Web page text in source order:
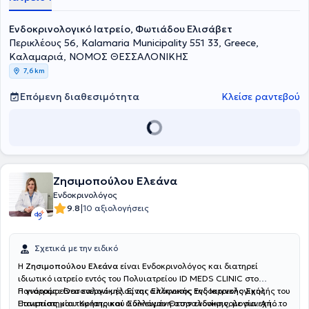
ακολούθως διετέλεσε Ενδοκρινολόγος-Διαβητολόγος στο
Ενδοκρινολογικό κέντρο Medicover Charlottenburg-Berlin. Στο
ιδιωτικό της ιατρείο αναλαμβάνει πλήθος περιστατικών έχοντας
στο επίκεντρο την καλύτερη δυνατή εξυπηρέτηση των
εξατομικευμένων αναγκών κάθε ασθενή που αναλαμβάνει.
Ενδοκρινολογικό Ιατρείο, Φωτιάδου Ελισάβετ
Περικλέους 56, Kalamaria Municipality 551 33, Greece,
Καλαμαριά, ΝΟΜΟΣ ΘΕΣΣΑΛΟΝΙΚΗΣ
7,6 km
Επόμενη διαθεσιμότητα Κλείσε ραντεβού
Ζησιμοπούλου Ελεάνα
Ενδοκρινολόγος
9.8|10 αξιολογήσεις
Σχετικά με την ειδικό
Η Ζησιμοπούλου Ελεάνα είναι Ενδοκρινολόγος και διατηρεί
ιδιωτικό ιατρείο εντός του Πολυιατρείου ID MEDS CLINIC στο
Πανόραμα Θεσσαλονίκης. Είναι απόφοιτος της Ιατρικής Σχολής του
Πανεπιστημίου Κρήτης και ειδικευμένη στην ενδοκρινολογία. Από το
Η γιατρός είναι ενεργό μέλος της Ελληνικής Ενδοκρινολογικής
Εταιρείας και του Ιατρικού Συλλόγου Θεσσαλονίκης, με συνεχή